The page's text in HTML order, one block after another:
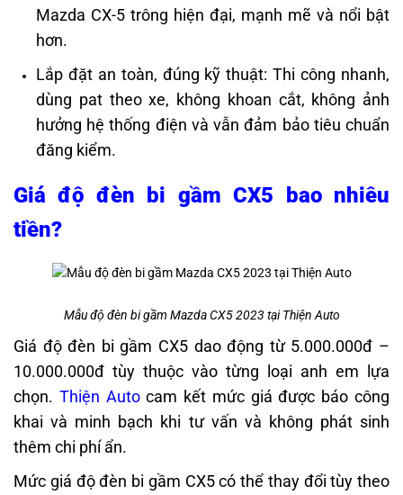
Mazda CX-5 trông hiện đại, mạnh mẽ và nổi bật
hơn.
Lắp đặt an toàn, đúng kỹ thuật: Thi công nhanh,
dùng pat theo xe, không khoan cắt, không ảnh
hưởng hệ thống điện và vẫn đảm bảo tiêu chuẩn
đăng kiểm.
Giá độ đèn bi gầm CX5 bao nhiêu
tiền?
Mẫu độ đèn bi gầm Mazda CX5 2023 tại Thiện Auto
Giá độ đèn bi gầm CX5 dao động từ 5.000.000đ –
10.000.000đ tùy thuộc vào từng loại anh em lựa
chọn. Thiện Autocam kết mức giá được báo công
khai và minh bạch khi tư vấn và không phát sinh
thêm chi phí ẩn.
Mức giá độ đèn bi gầm CX5 có thể thay đổi tùy theo